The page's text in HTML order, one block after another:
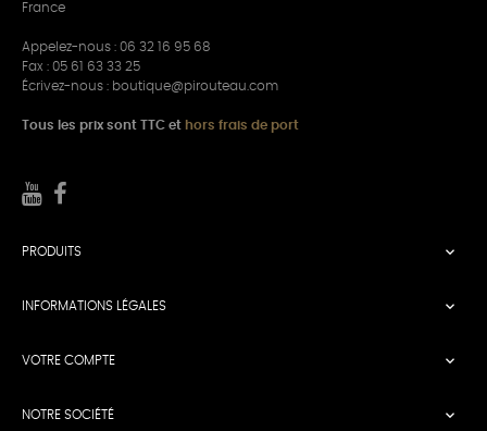
France
Appelez-nous : 06 32 16 95 68
Fax : 05 61 63 33 25
Écrivez-nous : boutique@pirouteau.com
Tous les prix sont TTC et hors frais de port
PRODUITS 
INFORMATIONS LÉGALES 
VOTRE COMPTE 
NOTRE SOCIÉTÉ 